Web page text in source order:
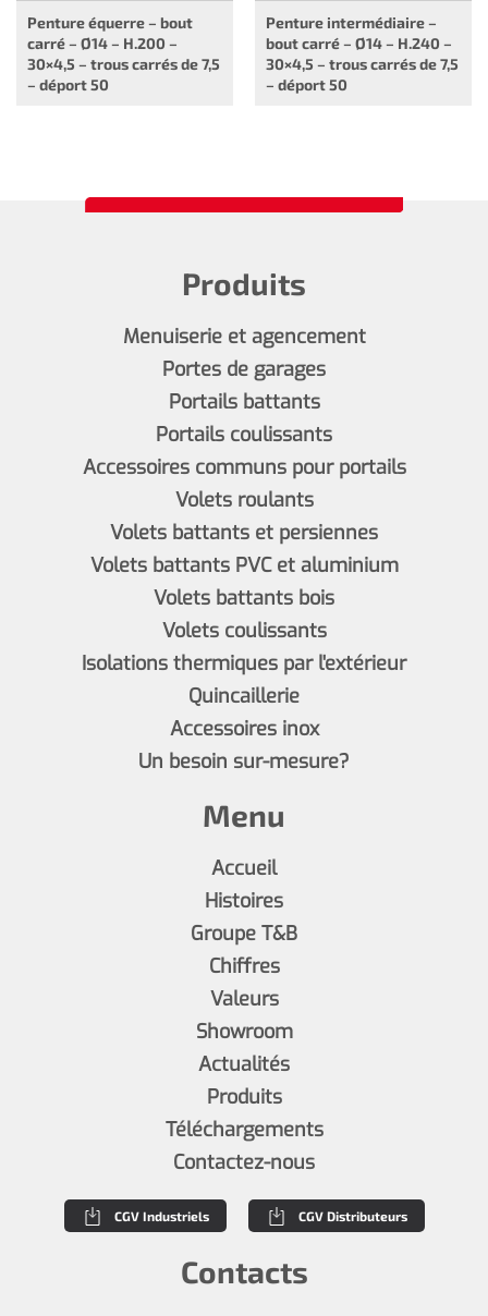
Penture équerre – bout
carré – Ø14 – H.200 –
30×4,5 – trous carrés de 7,5
– déport 50
Penture intermédiaire –
bout carré – Ø14 – H.240 –
30×4,5 – trous carrés de 7,5
– déport 50
Produits
Menuiserie et agencement
Portes de garages
Portails battants
Portails coulissants
Accessoires communs pour portails
Volets roulants
Volets battants et persiennes
Volets battants PVC et aluminium
Volets battants bois
Volets coulissants
Isolations thermiques par l'extérieur
Quincaillerie
Accessoires inox
Un besoin sur-mesure?
Menu
Accueil
Histoires
Groupe T&B
Chiffres
Valeurs
Showroom
Actualités
Produits
Téléchargements
Contactez-nous
CGV Industriels CGV Distributeurs
Contacts